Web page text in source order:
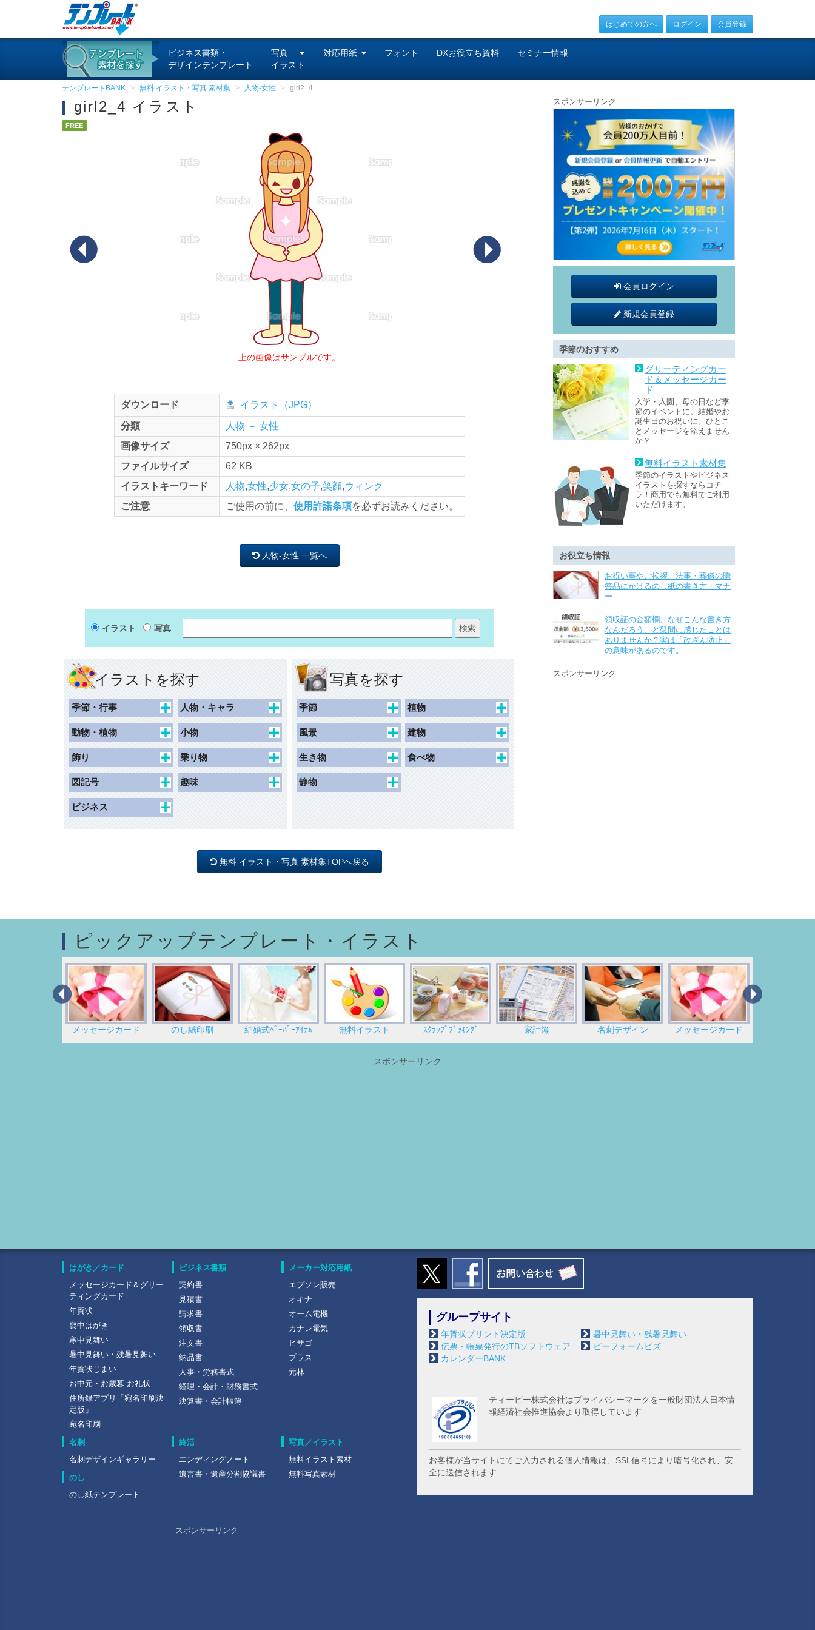
はじめての方へ ログイン 会員登録
ビジネス書類・
デザインテンプレート
写真
イラスト
対応用紙 フォント DXお役立ち資料 セミナー情報
テンプレートBANK 無料 イラスト・写真 素材集 人物-女性 girl2_4
girl2_4 イラスト
FREE
上の画像はサンプルです。
ダウンロード イラスト（JPG）
分類
人物 － 女性
画像サイズ
750px × 262px
ファイルサイズ
62 KB
イラストキーワード
人物,女性,少女,女の子,笑顔,ウィンク
ご注意
ご使用の前に、 使用許諾条項を必ずお読みください。
人物-女性 一覧へ
イラスト 写真
イラストを探す
季節・行事
春
夏
秋
冬
記念日
人物・キャラ
キャラクター
動物キャラクター
女性
動物・植物
花束
花
草木
動物・昆虫
小物
食べ物・飲み物
持ち物・日用品
その他
飾り
枠（ハガキ）
枠（名刺）
枠（写真シール）
バック（背景）
乗り物
交通
図記号
一般施設
注意
指示
趣味
ビジネス
写真を探す
季節
春
夏
秋
冬
ひなまつり
植物
桜
チューリップ
カーネーション
風景
景観
水辺
眺望
建物
史跡
生き物
人物
食べ物
静物
無料 イラスト・写真 素材集TOPへ戻る
スポンサーリンク
会員ログイン
新規会員登録
季節のおすすめ
グリーティングカー
ド＆メッセージカー
ド
入学・入園、母の日など季
節のイベントに。結婚やお
誕生日のお祝いに。ひとこ
とメッセージを添えません
か？
無料イラスト素材集
季節のイラストやビジネス
イラストを探すならコチ
ラ！商用でも無料でご利用
いただけます。
お役立ち情報
お祝い事やご挨拶、法事・葬儀の贈
答品にかけるのし紙の書き方・マナ
ー
領収証の金額欄。なぜこんな書き方
なんだろう、と疑問に感じたことは
ありませんか？実は「改ざん防止」
の意味があるのです。
スポンサーリンク
ピックアップテンプレート・イラスト
メッセージカード のし紙印刷 結婚式ﾍﾟｰﾊﾟｰｱｲﾃﾑ 無料イラスト ｽｸﾗｯﾌﾟﾌﾞｯｷﾝｸﾞ 家計簿 名刺デザイン メッセージカード
スポンサーリンク
はがき／カード
メッセージカード＆グリー
ティングカード
年賀状
喪中はがき
寒中見舞い
暑中見舞い・残暑見舞い
年賀状じまい
お中元・お歳暮 お礼状
住所録アプリ「宛名印刷決
定版」
宛名印刷
ビジネス書類
契約書
見積書
請求書
領収書
注文書
納品書
人事・労務書式
経理・会計・財務書式
決算書・会計帳簿
メーカー対応用紙
エプソン販売
オキナ
オーム電機
カナレ電気
ヒサゴ
プラス
元林
名刺
名刺デザインギャラリー
のし
のし紙テンプレート
終活
エンディングノート
遺言書・遺産分割協議書
写真／イラスト
無料イラスト素材
無料写真素材
グループサイト
年賀状プリント決定版
暑中見舞い・残暑見舞い
伝票・帳票発行のTBソフトウェア
ビーフォームビズ
カレンダーBANK
ティービー株式会社はプライバシーマークを一般財団法人日本情
報経済社会推進協会より取得しています
お客様が当サイトにてご入力される個人情報は、SSL信号により暗号化され、安
全に送信されます
スポンサーリンク